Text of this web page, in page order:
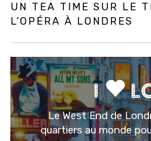
UN TEA TIME SUR LE
L’OPÉRA À LONDRES
I
Le West End de
quartiers au monde